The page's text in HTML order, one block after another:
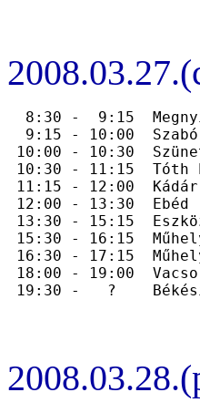
8:30 -  9:15
9:15 - 10:00
10:00 - 10:30
10:30 - 11:15  Tóth
11:15 - 12:00  Kádár
12:00 - 13:30  Ebéd
13:30 - 15:15
15:30 - 16:15
16:30 - 17:15
18:00 - 19:00